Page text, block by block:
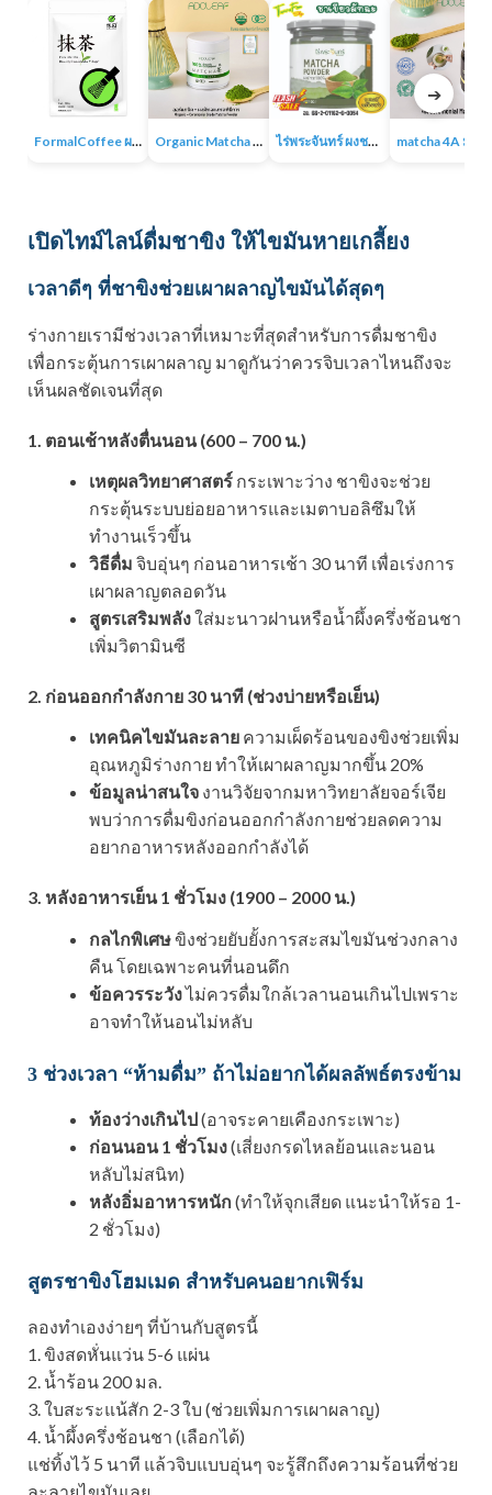
FormalCoffee ผงชาเขียวมัทฉะ แท้ 100% ญี่ปุ่น เกรดพรีเมี่ยม Matcha Green Tea Organic Matcha 4A+ผงชาเขียวมัทฉะเกรดพิธีการ ออร์แกนิก 100% ไม่มีน้ำตาล ไม่มีสารเติมแต่ง ไร่พระจันทร์ ผงชาเขียวมัทฉะ Matcha Powder 100% ไม่แต่งสี กลิ่น ไม่ผสมน้ำตาล
➔
เปิดไทม์ไลน์ดื่มชาขิง ให้ไขมันหายเกลี้ยง
เวลาดีๆ ที่ชาขิงช่วยเผาผลาญไขมันได้สุดๆ
ร่างกายเรามีช่วงเวลาที่เหมาะที่สุดสำหรับการดื่มชาขิง
เพื่อกระตุ้นการเผาผลาญ มาดูกันว่าควรจิบเวลาไหนถึงจะ
เห็นผลชัดเจนที่สุด
1. ตอนเช้าหลังตื่นนอน (600 – 700 น.)
เหตุผลวิทยาศาสตร์ กระเพาะว่าง ชาขิงจะช่วย
กระตุ้นระบบย่อยอาหารและเมตาบอลิซึมให้
ทำงานเร็วขึ้น
วิธีดื่ม จิบอุ่นๆ ก่อนอาหารเช้า 30 นาที เพื่อเร่งการ
เผาผลาญตลอดวัน
สูตรเสริมพลังใส่มะนาวฝานหรือน้ำผึ้งครึ่งช้อนชา
เพิ่มวิตามินซี
2. ก่อนออกกำลังกาย 30 นาที (ช่วงบ่ายหรือเย็น)
เทคนิคไขมันละลาย ความเผ็ดร้อนของขิงช่วยเพิ่ม
อุณหภูมิร่างกาย ทำให้เผาผลาญมากขึ้น 20%
ข้อมูลน่าสนใจ งานวิจัยจากมหาวิทยาลัยจอร์เจีย
พบว่าการดื่มขิงก่อนออกกำลังกายช่วยลดความ
อยากอาหารหลังออกกำลังได้
3. หลังอาหารเย็น 1 ชั่วโมง (1900 – 2000 น.)
กลไกพิเศษขิงช่วยยับยั้งการสะสมไขมันช่วงกลาง
คืน โดยเฉพาะคนที่นอนดึก
ข้อควรระวังไม่ควรดื่มใกล้เวลานอนเกินไปเพราะ
อาจทำให้นอนไม่หลับ
3 ช่วงเวลา “ห้ามดื่ม” ถ้าไม่อยากได้ผลลัพธ์ตรงข้าม
ท้องว่างเกินไป(อาจระคายเคืองกระเพาะ)
ก่อนนอน 1 ชั่วโมง(เสี่ยงกรดไหลย้อนและนอน
หลับไม่สนิท)
หลังอิ่มอาหารหนัก (ทำให้จุกเสียด แนะนำให้รอ 1-
2 ชั่วโมง)
สูตรชาขิงโฮมเมด สำหรับคนอยากเฟิร์ม
ลองทำเองง่ายๆ ที่บ้านกับสูตรนี้
1. ขิงสดหั่นแว่น 5-6 แผ่น
2. น้ำร้อน 200 มล.
3. ใบสะระแน้สัก 2-3 ใบ (ช่วยเพิ่มการเผาผลาญ)
4. น้ำผึ้งครึ่งช้อนชา (เลือกได้)
แช่ทิ้งไว้ 5 นาที แล้วจิบแบบอุ่นๆ จะรู้สึกถึงความร้อนที่ช่วย